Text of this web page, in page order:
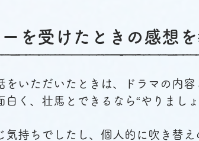
を受けたときの感想
いただいたときは、ドラマの内
く、壮馬とできるなら“やりまし
持ちでしたし、個人的に吹き替